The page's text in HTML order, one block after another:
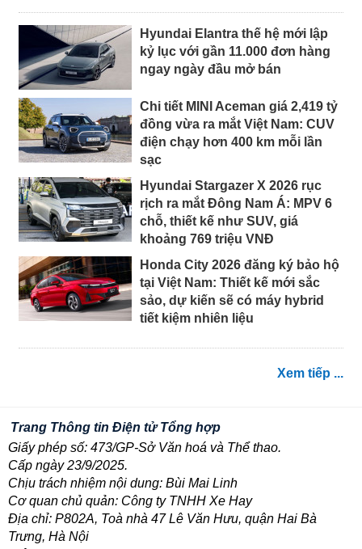
Hyundai Elantra thế hệ mới lập
kỷ lục với gần 11.000 đơn hàng
ngay ngày đầu mở bán
Chi tiết MINI Aceman giá 2,419 tỷ
đồng vừa ra mắt Việt Nam: CUV
điện chạy hơn 400 km mỗi lần
sạc
Hyundai Stargazer X 2026 rục
rịch ra mắt Đông Nam Á: MPV 6
chỗ, thiết kế như SUV, giá
khoảng 769 triệu VNĐ
Honda City 2026 đăng ký bảo hộ
tại Việt Nam: Thiết kế mới sắc
sảo, dự kiến sẽ có máy hybrid
tiết kiệm nhiên liệu
Xem tiếp ...
Trang Thông tin Điện tử Tổng hợp
Giấy phép số: 473/GP-Sở Văn hoá và Thể thao.
Cấp ngày 23/9/2025.
Chịu trách nhiệm nội dung: Bùi Mai Linh
Cơ quan chủ quản: Công ty TNHH Xe Hay
Địa chỉ: P802A, Toà nhà 47 Lê Văn Hưu, quận Hai Bà
Trưng, Hà Nội